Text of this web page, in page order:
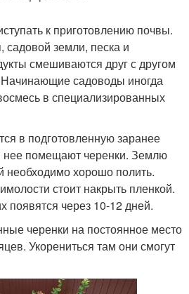
к приготовлению почвы.
садовой земли, песка и
смешиваются друг с другом
садоводы иногда
в специализированных
в подготовленную заранее
нее помещают черенки. Землю
необходимо хорошо полить.
стоит накрыть пленкой.
появятся через 10-12 дней.
черенки на постоянное место
Укорениться там они смогут